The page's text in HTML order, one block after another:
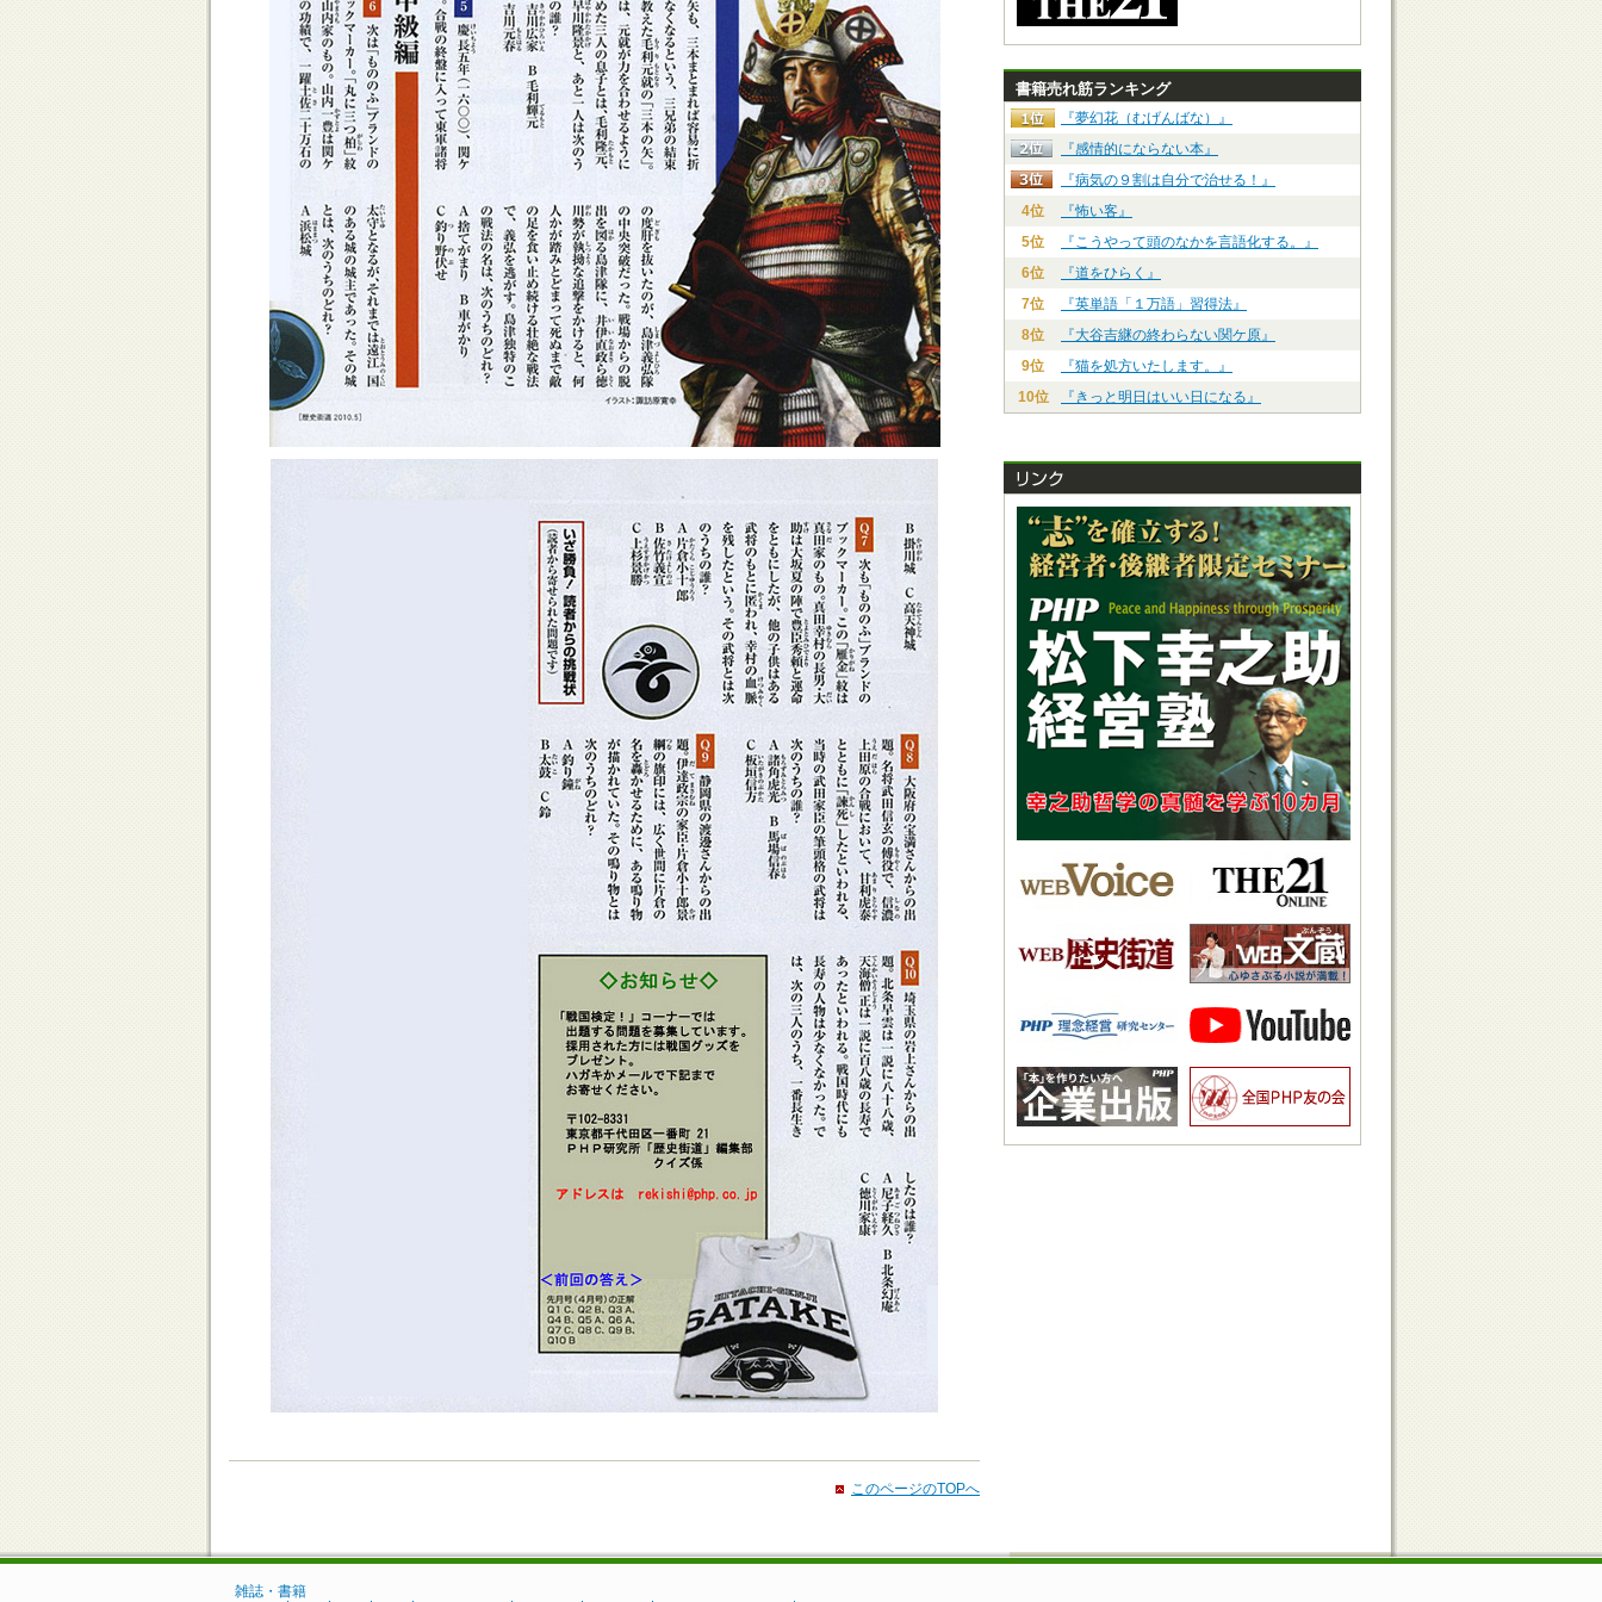
このページのTOPへ
書籍売れ筋ランキング
『夢幻花（むげんばな）』
『感情的にならない本』
『病気の９割は自分で治せる！』
4位
『怖い客』
5位
『こうやって頭のなかを言語化する。』
6位
『道をひらく』
7位
『英単語「１万語」習得法』
8位
『大谷吉継の終わらない関ケ原』
9位
『猫を処方いたします。』
10位
『きっと明日はいい日になる』
雑誌・書籍